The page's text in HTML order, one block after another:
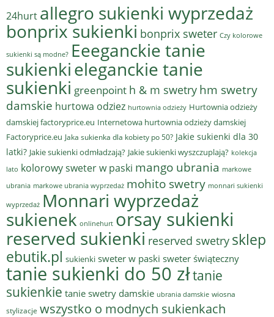
24hurt allegro sukienki wyprzedaż
bonprix sukienki bonprix sweter Czy kolorowe
sukienki są modne? Eeeganckie tanie
sukienkieleganckie tanie
sukienki greenpoint h & m swetry hm swetry
damskie hurtowa odziez hurtownia odzieży Hurtownia odzieży
damskiej factoryprice.eu Internetowa hurtownia odzieży damskiej
Factoryprice.eu Jaka sukienka dla kobiety po 50? Jakie sukienki dla 30
latki? Jakie sukienki odmładzają? Jakie sukienki wyszczuplają? kolekcja
lato kolorowy sweter w paski mango ubrania markowe
ubrania markowe ubrania wyprzedaż mohito swetry monnari sukienki
wyprzedaż Monnari wyprzedaż
sukienek onlinehurt orsay sukienki
reserved sukienki reserved swetry sklep
ebutik.pl sukienki sweter w paski sweter świąteczny
tanie sukienki do 50 złtanie
sukienkie tanie swetry damskie ubrania damskie wiosna
stylizacje wszystko o modnych sukienkach